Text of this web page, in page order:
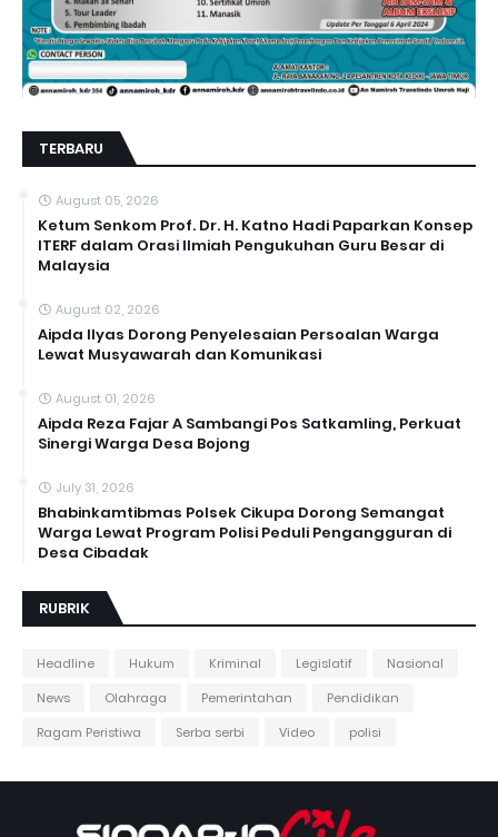
TERBARU
August 05, 2026
Ketum Senkom Prof. Dr. H. Katno Hadi Paparkan Konsep
ITERF dalam Orasi Ilmiah Pengukuhan Guru Besar di
Malaysia
August 02, 2026
Aipda Ilyas Dorong Penyelesaian Persoalan Warga
Lewat Musyawarah dan Komunikasi
August 01, 2026
Aipda Reza Fajar A Sambangi Pos Satkamling, Perkuat
Sinergi Warga Desa Bojong
July 31, 2026
Bhabinkamtibmas Polsek Cikupa Dorong Semangat
Warga Lewat Program Polisi Peduli Pengangguran di
Desa Cibadak
RUBRIK
Headline Hukum Kriminal Legislatif
Nasional
News
Olahraga Pemerintahan
Pendidikan
Ragam Peristiwa
Serba serbi Video polisi